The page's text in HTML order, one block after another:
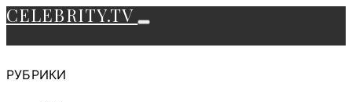
CELEBRITY.TV
РУБРИКИ